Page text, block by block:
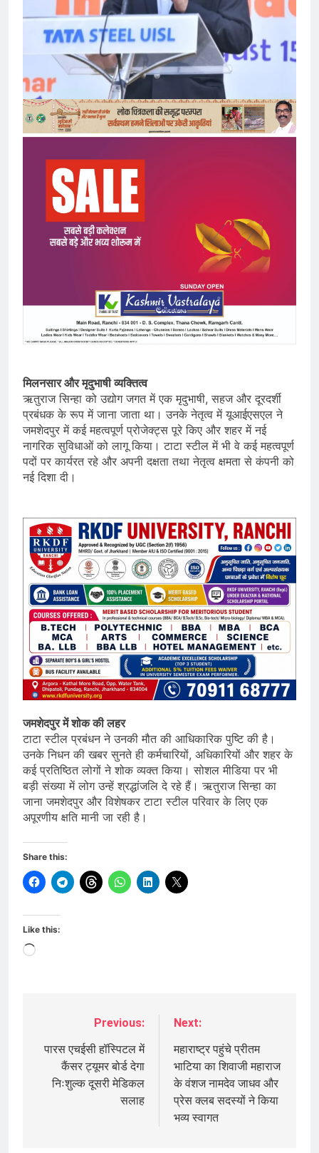
मिलनसार और मृदुभाषी व्यक्तित्व
ऋतुराज सिन्हा को उद्योग जगत में एक मृदुभाषी, सहज और दूरदर्शी
प्रबंधक के रूप में जाना जाता था। उनके नेतृत्व में यूआईएसएल ने
जमशेदपुर में कई महत्वपूर्ण प्रोजेक्ट्स पूरे किए और शहर में नई
नागरिक सुविधाओं को लागू किया। टाटा स्टील में भी वे कई महत्वपूर्ण
पदों पर कार्यरत रहे और अपनी दक्षता तथा नेतृत्व क्षमता से कंपनी को
नई दिशा दी।
जमशेदपुर में शोक की लहर
टाटा स्टील प्रबंधन ने उनकी मौत की आधिकारिक पुष्टि की है।
उनके निधन की खबर सुनते ही कर्मचारियों, अधिकारियों और शहर के
कई प्रतिष्ठित लोगों ने शोक व्यक्त किया। सोशल मीडिया पर भी
बड़ी संख्या में लोग उन्हें श्रद्धांजलि दे रहे हैं। ऋतुराज सिन्हा का
जाना जमशेदपुर और विशेषकर टाटा स्टील परिवार के लिए एक
अपूरणीय क्षति मानी जा रही है।
Share this:
Like this:
Loading…
navigation
Previous:
पारस एचईसी हॉस्पिटल में
कैंसर ट्यूमर बोर्ड देगा
निःशुल्क दूसरी मेडिकल
सलाह
Next:
महाराष्ट्र पहुंचे प्रीतम
भाटिया का शिवाजी महाराज
के वंशज नामदेव जाधव और
प्रेस क्लब सदस्यों ने किया
भव्य स्वागत